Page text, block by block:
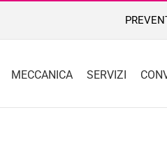
MECCANICA SERVIZI